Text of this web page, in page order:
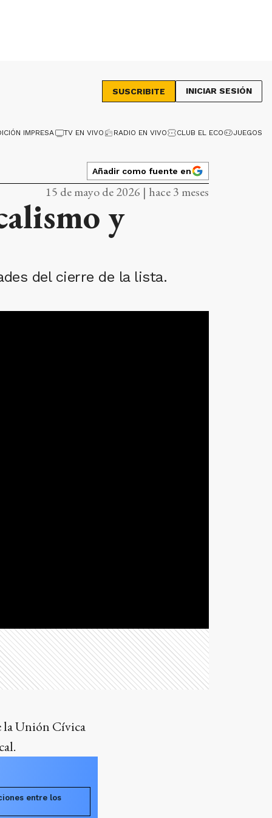
SUSCRIBITE INICIAR SESIÓN
IMPRESA TV EN VIVO RADIO EN VIVO CLUB EL ECO JUEGOS
Añadir como fuente en
15 de mayo de 2026 | hace 3 meses
y
del cierre de la lista.
la Unión Cívica
entre los